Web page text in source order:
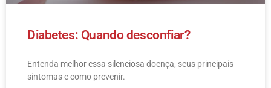
Diabetes: Quando desconfiar?
Entenda melhor essa silenciosa doença, seus principais
sintomas e como prevenir.